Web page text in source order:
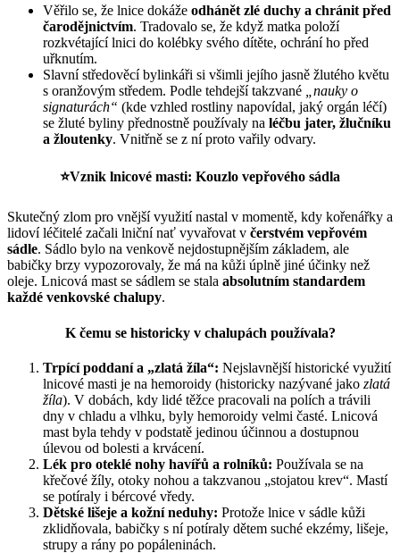
Věřilo se, že lnice dokáže odhánět zlé duchy a chránit před
čarodějnictvím. Tradovalo se, že když matka položí
rozkvétající lnici do kolébky svého dítěte, ochrání ho před
uřknutím.
Slavní středověcí bylinkáři si všimli jejího jasně žlutého květu
s oranžovým středem. Podle tehdejší takzvané
„nauky o
signaturách“ (kde vzhled rostliny napovídal, jaký orgán léčí)
se žluté byliny přednostně používaly na léčbu jater, žlučníku
a žloutenky. Vnitřně se z ní proto vařily odvary.
⭐Vznik lnicové masti: Kouzlo vepřového sádla
Skutečný zlom pro vnější využití nastal v momentě, kdy kořenářky a
lidoví léčitelé začali lniční nať vyvařovat v čerstvém vepřovém
sádle. Sádlo bylo na venkově nejdostupnějším základem, ale
babičky brzy vypozorovaly, že má na kůži úplně jiné účinky než
oleje. Lnicová mast se sádlem se stala absolutním standardem
každé venkovské chalupy.
K čemu se historicky v chalupách používala?
Trpící poddaní a „zlatá žíla“: Nejslavnější historické využití
lnicové masti je na hemoroidy (historicky nazývané jako zlatá
žíla). V dobách, kdy lidé těžce pracovali na polích a trávili
dny v chladu a vlhku, byly hemoroidy velmi časté. Lnicová
mast byla tehdy v podstatě jedinou účinnou a dostupnou
úlevou od bolesti a krvácení.
Lék pro oteklé nohy havířů a rolníků: Používala se na
křečové žíly, otoky nohou a takzvanou „stojatou krev“. Mastí
se potíraly i bércové vředy.
Dětské lišeje a kožní neduhy: Protože lnice v sádle kůži
zklidňovala, babičky s ní potíraly dětem suché ekzémy, lišeje,
strupy a rány po popáleninách.